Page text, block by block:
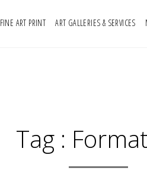
FINE ART PRINT ART GALLERIES & SERVICES
Tag :